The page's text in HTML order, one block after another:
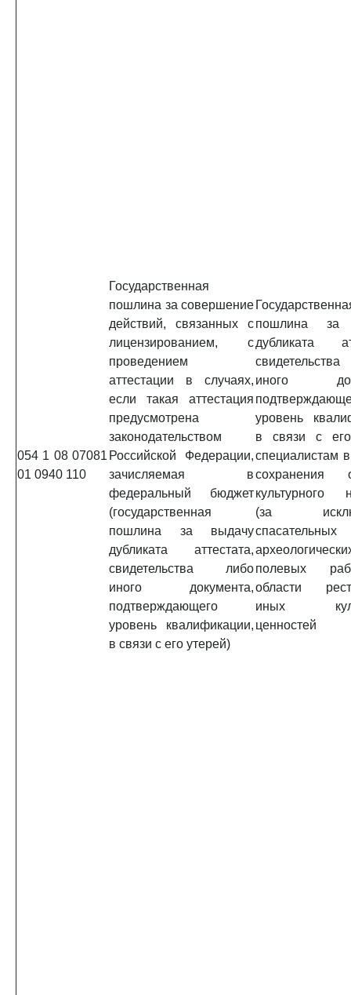
054 1 08 07081
01 0940 110
Государственная
пошлина за совершение
действий, связанных с
лицензированием, с
проведением
аттестации в случаях,
если такая аттестация
предусмотрена
законодательством
Российской Федерации,
зачисляемая в
федеральный бюджет
(государственная
пошлина за выдачу
дубликата аттестата,
свидетельства либо
иного документа,
подтверждающего
уровень квалификации,
в связи с его утерей)
пошлина за
дубликата
иного
уровень
в связи с
специалистам
сохранения
культурного
(за
спасательных
полевых
области
иных
ценностей